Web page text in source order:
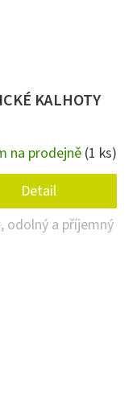
KALHOTY
na prodejně (1 ks)
Detail
odolný a příjemný